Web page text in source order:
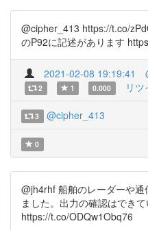
@cipher_413 https://t.co/
のP92に記述があります
2021-02-08 19:19:41
2 1 0.000 リ
3 @cipher_413
0
@jh4rhf 船舶のレーダーや
ました。出力の確認はできて
https://t.co/ODQw1Obq76